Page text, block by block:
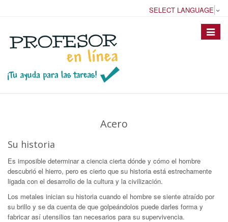
SELECT LANGUAGE
Toggle
Acero
Su historia
Es imposible determinar a ciencia cierta dónde y cómo el hombre
descubrió el hierro, pero es cierto que su historia está estrechamente
ligada con el desarrollo de la cultura y la civilización.
Los metales inician su historia cuando el hombre se siente atraído por
su brillo y se da cuenta de que golpeándolos puede darles forma y
fabricar así utensilios tan necesarios para su supervivencia.